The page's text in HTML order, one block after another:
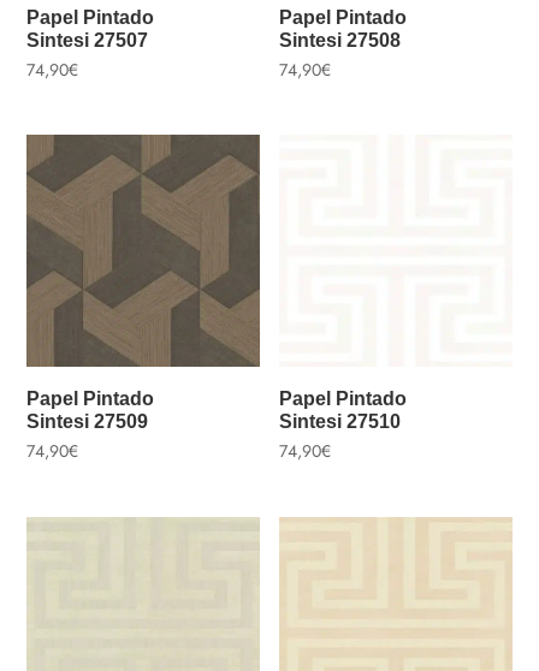
Papel Pintado
Sintesi 27507
74,90€
Papel Pintado
Sintesi 27508
74,90€
Papel Pintado
Sintesi 27509
74,90€
Papel Pintado
Sintesi 27510
74,90€